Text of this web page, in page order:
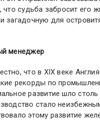
что судьба забросит его
загадочную для
менеджер
что в ХІХ веке
рекорды по
развитие шло столь
стало
этому развитие